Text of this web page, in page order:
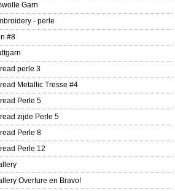
Garn
- perle
#8
perle 3
Metallic Tresse #4
Perle 5
zijde Perle 5
Perle 8
Perle 12
Overture en Bravo!